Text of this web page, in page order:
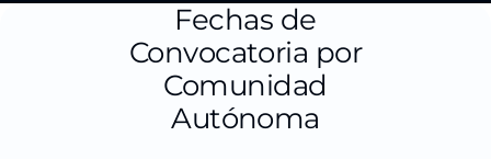
Fechas de
Convocatoria por
Comunidad
Autónoma